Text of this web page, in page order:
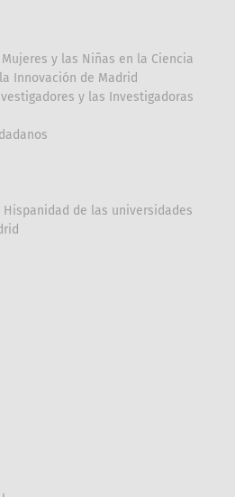
y las Niñas en la Ciencia
Innovación de Madrid
y las Investigadoras
de las universidades